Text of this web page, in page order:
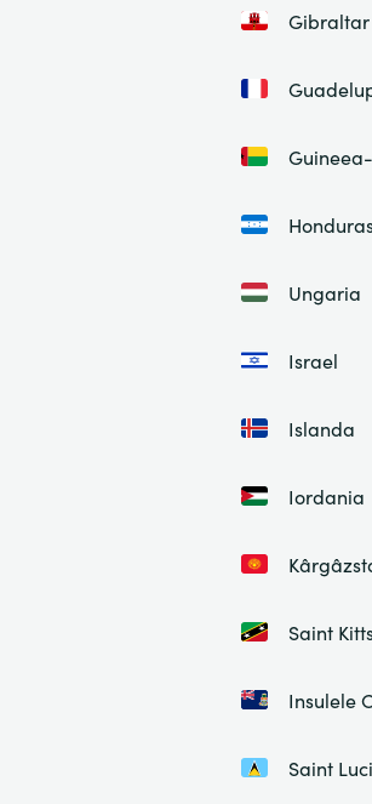
Gibraltar
Ungaria
Israel
Islanda
Iordania
Saint
Insulele
Saint